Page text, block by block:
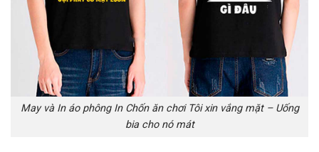
May và In áo phông In Chốn ăn chơi Tôi xin vắng mặt – Uống
bia cho nó mát